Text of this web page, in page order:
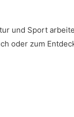
und Sport
oder zum